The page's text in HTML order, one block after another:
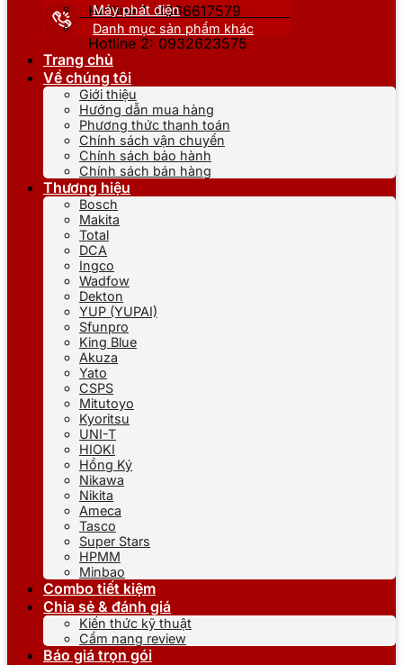
Hotline 1: 0866617579
Hotline 2: 0932623575
Máy phát điện
Danh mục sản phẩm khác
Trang chủ
Về chúng tôi
Giới thiệu
Hướng dẫn mua hàng
Phương thức thanh toán
Chính sách vận chuyển
Chính sách bảo hành
Chính sách bán hàng
Thương hiệu
Bosch
Makita
Total
DCA
Ingco
Wadfow
Dekton
YUP (YUPAI)
Sfunpro
King Blue
Akuza
Yato
CSPS
Mitutoyo
Kyoritsu
UNI-T
HIOKI
Hồng Ký
Nikawa
Nikita
Ameca
Tasco
Super Stars
HPMM
Minbao
Combo tiết kiệm
Chia sẻ & đánh giá
Kiến thức kỹ thuật
Cẩm nang review
Báo giá trọn gói